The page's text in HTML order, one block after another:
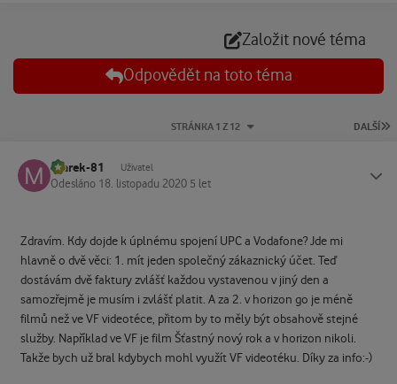
Založit nové téma
Odpovědět na toto téma
DALŠÍ
STRÁNKA 1 Z 12
marek-81 Uživatel
Odesláno 18. listopadu 2020 5 let
Zdravím. Kdy dojde k úplnému spojení UPC a Vodafone? Jde mi
hlavně o dvě věci: 1. mít jeden společný zákaznický účet. Teď
dostávám dvě faktury zvlášť každou vystavenou v jiný den a
samozřejmě je musím i zvlášť platit. A za 2. v horizon go je méně
filmů než ve VF videotéce, přitom by to měly být obsahově stejné
služby. Například ve VF je film Šťastný nový rok a v horizon nikoli.
Takže bych už bral kdybych mohl využít VF videotéku. Díky za info:-)